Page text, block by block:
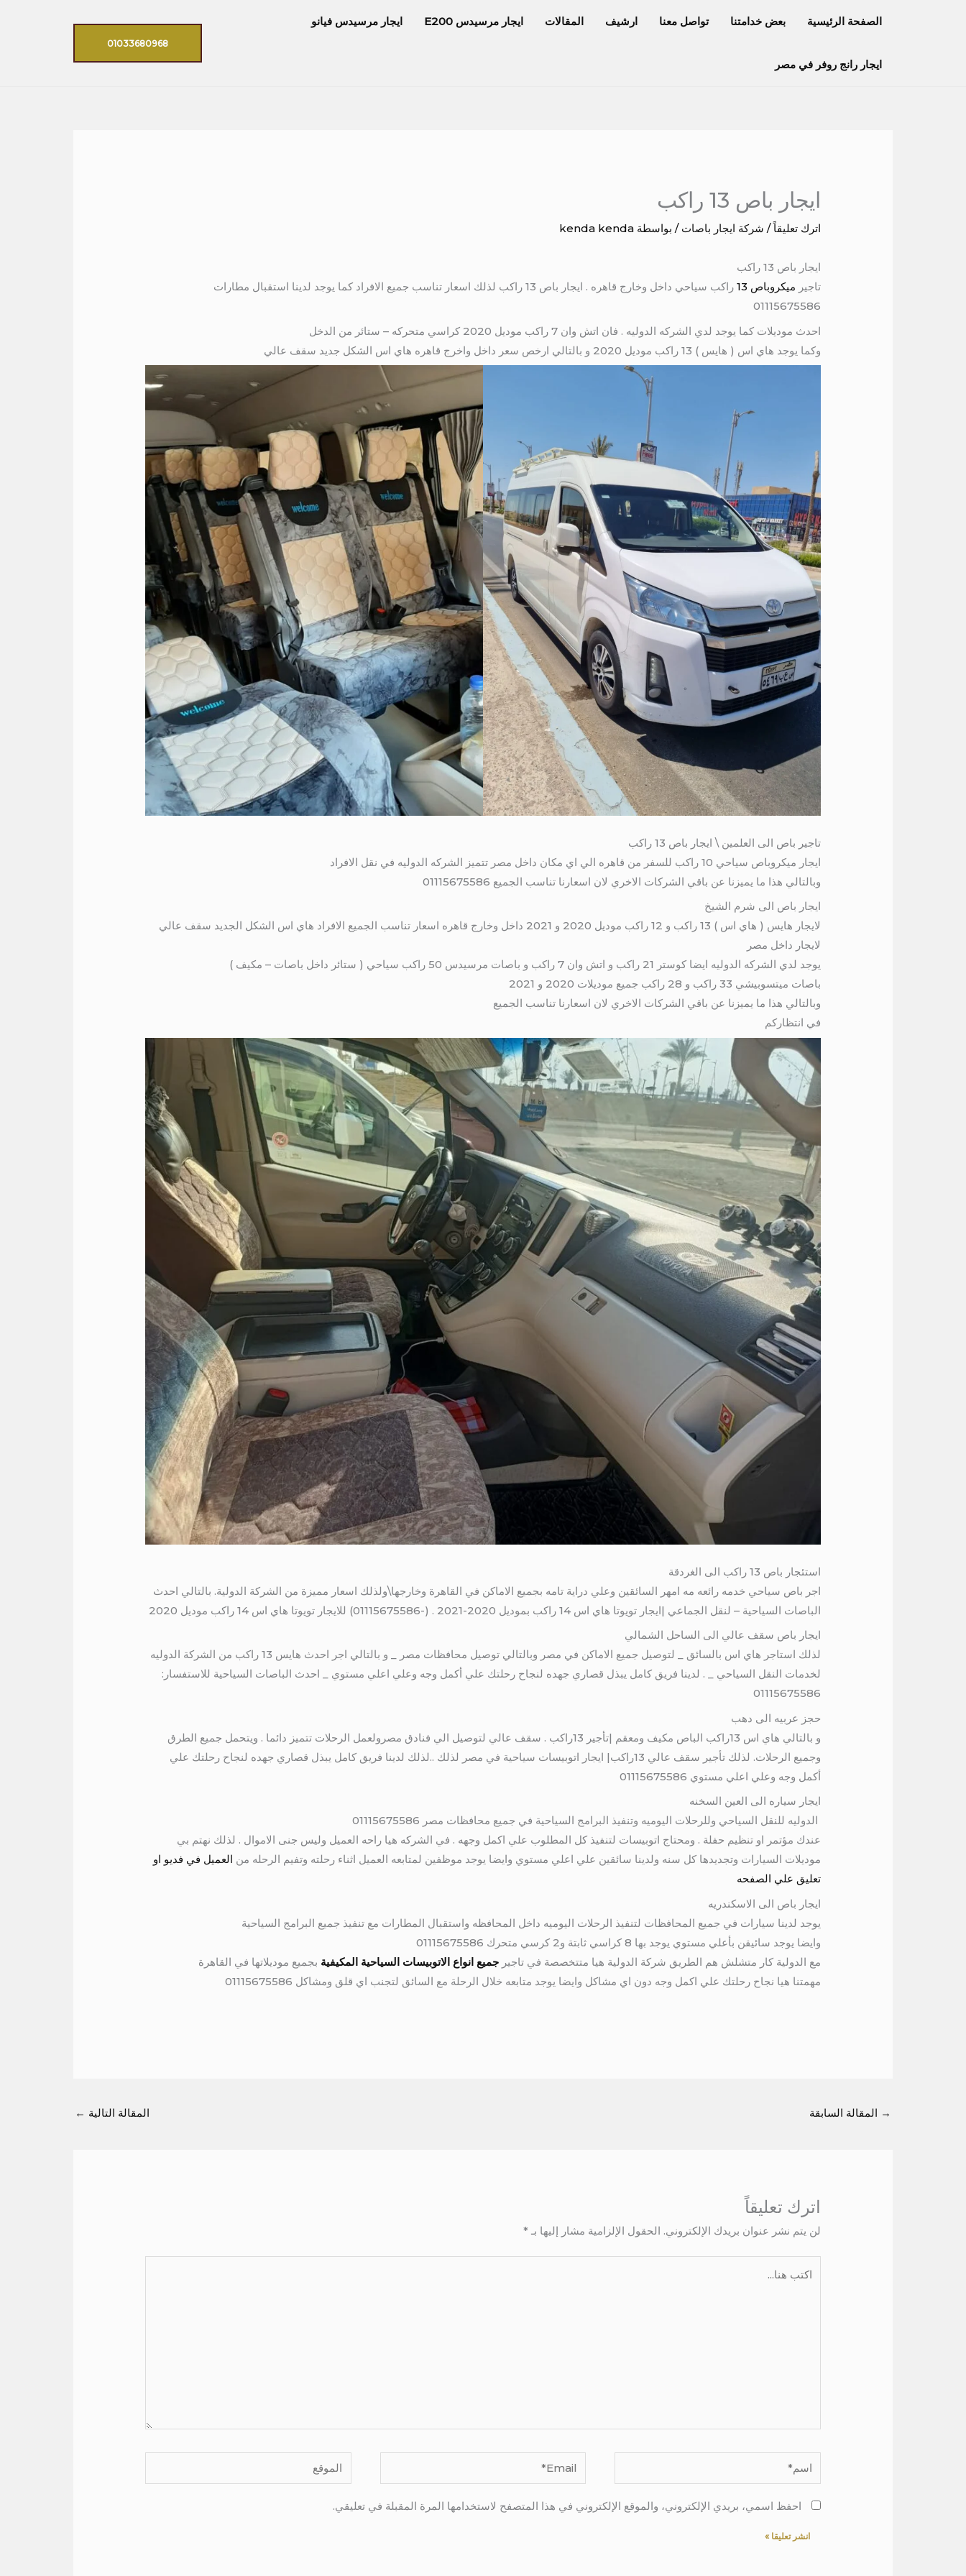
الصفحة الرئيسية بعض خدامتنا تواصل معنا ارشيف المقالات ايجار مرسيدس E200 ايجار مرسيدس فيانو
ايجار رانج روفر في مصر
01033680968
ايجار باص 13 راكب
اترك تعليقاً / شركة ايجار باصات / بواسطة kenda kenda
ايجار باص 13 راكب
تاجير ميكروباص 13
راكب سياحي داخل وخارج قاهره . ايجار باص 13 راكب لذلك اسعار تناسب جميع الافراد كما يوجد لدينا استقبال مطارات
01115675586
احدث موديلات كما يوجد لدي الشركه الدوليه . فان اتش وان 7 راكب موديل 2020 كراسي متحركه – ستائر من الدخل
وكما يوجد هاي اس ( هايس ) 13 راكب موديل 2020 و بالتالي ارخص سعر داخل واخرج قاهره هاي اس الشكل جديد سقف عالي
تاجير باص الى العلمين \ ايجار باص 13 راكب
ايجار ميكروباص سياحي 10 راكب للسفر من قاهره الي اي مكان داخل مصر تتميز الشركه الدوليه في نقل الافراد
وبالتالي هذا ما يميزنا عن باقي الشركات الاخري لان اسعارنا تناسب الجميع 01115675586
ايجار باص الى شرم الشيخ
لايجار هايس ( هاي اس ) 13 راكب و 12 راكب موديل 2020 و 2021 داخل وخارج قاهره اسعار تناسب الجميع الافراد هاي اس الشكل الجديد سقف عالي
لايجار داخل مصر
يوجد لدي الشركه الدوليه ايضا كوستر 21 راكب و اتش وان 7 راكب و باصات مرسيدس 50 راكب سياحي ( ستائر داخل باصات – مكيف )
باصات ميتسوبيشي 33 راكب و 28 راكب جميع موديلات 2020 و 2021
وبالتالي هذا ما يميزنا عن باقي الشركات الاخري لان اسعارنا تناسب الجميع
في انتظاركم
استئجار باص 13 راكب الى الغردقة
اجر باص سياحي خدمه رائعه مه امهر السائقين وعلي دراية تامه بجميع الاماكن في القاهرة وخارجها\ولذلك اسعار مميزة من الشركة الدولية. بالتالي احدث
الباصات السياحية – لنقل الجماعي |ايجار تويوتا هاي اس 14 راكب بموديل 2020-2021 . (-01115675586) للايجار تويوتا هاي اس 14 راكب موديل 2020
ايجار باص سقف عالي الى الساحل الشمالي
لذلك استاجر هاي اس بالسائق _ لتوصيل جميع الاماكن في مصر وبالتالي توصيل محافظات مصر _ و بالتالي اجر احدث هايس 13 راكب من الشركة الدوليه
لخدمات النقل السياحي _ . لدينا فريق كامل يبذل قصاري جهده لنجاح رحلتك علي أكمل وجه وعلي اعلي مستوي _ احدث الباصات السياحية للاستفسار:
01115675586
حجز عربيه الى دهب
و بالتالي هاي اس 13راكب الباص مكيف ومعقم |تأجير 13راكب . سقف عالي لتوصيل الي فنادق مصرولعمل الرحلات تتميز دائما . ويتحمل جميع الطرق
وجميع الرحلات. لذلك تأجير سقف عالي 13راكب| ايجار اتوبيسات سياحية في مصر لذلك ..لذلك لدينا فريق كامل يبذل قصاري جهده لنجاح رحلتك علي
أكمل وجه وعلي اعلي مستوي 01115675586
ايجار سياره الى العين السخنه
الدوليه للنقل السياحي وللرحلات اليوميه وتنفيذ البرامج السياحية في جميع محافظات مصر 01115675586
عندك مؤتمر او تنظيم حفلة . ومحتاج اتوبيسات لتنفيذ كل المطلوب علي اكمل وجهه . في الشركه هيا راحه العميل وليس جنى الاموال . لذلك نهتم بي
موديلات السيارات وتجديدها كل سنه ولدينا سائقين علي اعلي مستوي وايضا يوجد موظفين لمتابعه العميل اثناء رحلته وتفيم الرحله من العميل في فديو او
تعليق علي الصفحه
ايجار باص الى الاسكندريه
يوجد لدينا سيارات في جميع المحافظات لتنفيذ الرحلات اليوميه داخل المحافظه واستقبال المطارات مع تنفيذ جميع البرامج السياحية
وايضا يوجد سائيقن بأعلي مستوي يوجد بها 8 كراسي ثابتة و2 كرسي متحرك 01115675586
مع الدولية كار متشلش هم الطريق شركة الدولية هيا متتخصصة في تاجيرجميع انواع الاتوبيسات السياحية المكيفية بجميع موديلاتها في القاهرة
مهمتنا هيا نجاح رحلتك علي اكمل وجه دون اي مشاكل وايضا يوجد متابعه خلال الرحلة مع السائق لتجنب اي قلق ومشاكل 01115675586
→ المقالة السابقة المقالة التالية ←
اترك تعليقاً
لن يتم نشر عنوان بريدك الإلكتروني. الحقول الإلزامية مشار إليها بـ*
اسم* Email* الموقع
احفظ اسمي، بريدي الإلكتروني، والموقع الإلكتروني في هذا المتصفح لاستخدامها المرة المقبلة في تعليقي.